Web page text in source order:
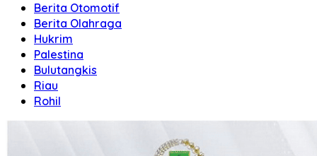
Berita Otomotif
Berita Olahraga
Hukrim
Palestina
Bulutangkis
Riau
Rohil